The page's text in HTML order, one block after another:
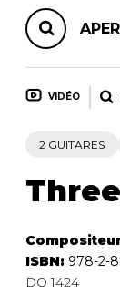
VIDÉO
2 GUITARES
ISBN: 978-2-
DO 1424